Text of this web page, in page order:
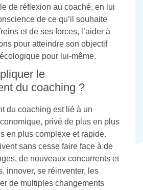
de réflexion au coaché, en lui
de ce qu’il souhaite
et de ses forces, l’aider à
pour atteindre son objectif
pour lui-même.
le
du coaching ?
du coaching est lié à un
privé de plus en plus
en plus complexe et rapide.
sans cesse faire face à de
de nouveaux concurrents et
innover, se réinventer, les
de multiples changements